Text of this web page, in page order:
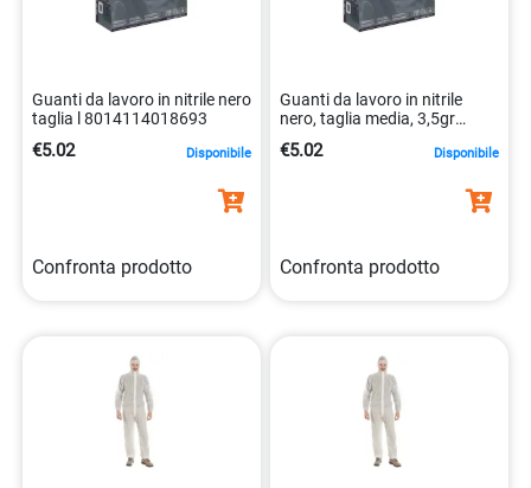
Guanti da lavoro in nitrile nero
taglia l 8014114018693
€5.02 Disponibile
Confronta prodotto
Guanti da lavoro in nitrile
nero, taglia media, 3,5gr
8014114018686
€5.02 Disponibile
Confronta prodotto